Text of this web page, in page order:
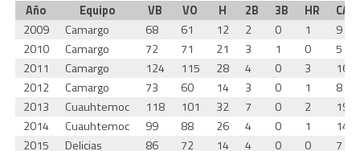
Año Equipo VB VO H 2B 3B HR
CA
2009
Camargo 68 61 12 2 0 1
9
2010
Camargo 72 71 21 3 1 0
5
2011
Camargo 124 115 28 4 0 3
16
2012
Camargo 73 60 14 3 0 1
8
2013
Cuauhtemoc 118 101 32 7 0 2
19
2014
Cuauhtemoc 99 88 26 4 0 1
14
2015
Delicias 86 72 14 4 0 0
7